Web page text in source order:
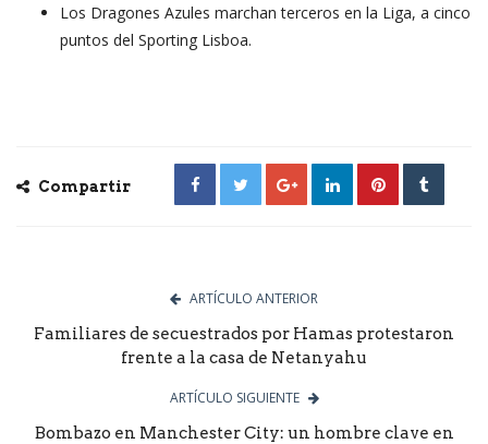
Los Dragones Azules marchan terceros en la Liga, a cinco
puntos del Sporting Lisboa.
Compartir
ARTÍCULO ANTERIOR
Familiares de secuestrados por Hamas protestaron
frente a la casa de Netanyahu
ARTÍCULO SIGUIENTE
Bombazo en Manchester City: un hombre clave en